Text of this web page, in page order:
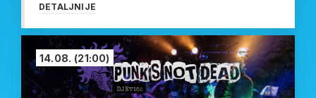
DETALJNIJE
14.08. (21:00)